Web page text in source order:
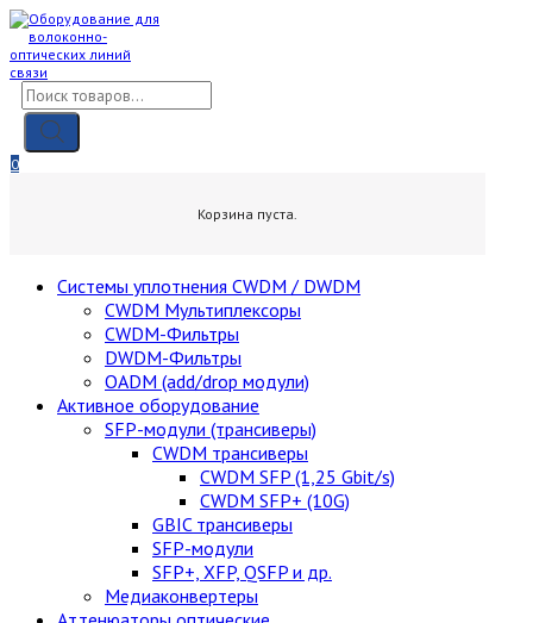
Skip
content
Поиск
товаров
0
Корзина пуста.
Cистемы уплотнения CWDM / DWDM
CWDM Мультиплексоры
CWDM-Фильтры
DWDM-Фильтры
OADM (add/drop модули)
Активное оборудование
SFP-модули (трансиверы)
CWDM трансиверы
CWDM SFP (1,25 Gbit/s)
CWDM SFP+ (10G)
GBIC трансиверы
SFP-модули
SFP+, XFP, QSFP и др.
Медиаконвертеры